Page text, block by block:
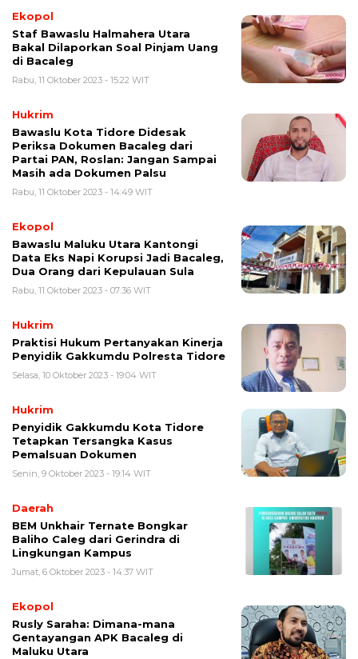
Ekopol
Staf Bawaslu Halmahera Utara
Bakal Dilaporkan Soal Pinjam Uang
di Bacaleg
Rabu, 11 Oktober 2023 - 15:22 WIT
Hukrim
Bawaslu Kota Tidore Didesak
Periksa Dokumen Bacaleg dari
Partai PAN, Roslan: Jangan Sampai
Masih ada Dokumen Palsu
Rabu, 11 Oktober 2023 - 14:49 WIT
Ekopol
Bawaslu Maluku Utara Kantongi
Data Eks Napi Korupsi Jadi Bacaleg,
Dua Orang dari Kepulauan Sula
Rabu, 11 Oktober 2023 - 07:36 WIT
Hukrim
Praktisi Hukum Pertanyakan Kinerja
Penyidik Gakkumdu Polresta Tidore
Selasa, 10 Oktober 2023 - 19:04 WIT
Hukrim
Penyidik Gakkumdu Kota Tidore
Tetapkan Tersangka Kasus
Pemalsuan Dokumen
Senin, 9 Oktober 2023 - 19:14 WIT
Daerah
BEM Unkhair Ternate Bongkar
Baliho Caleg dari Gerindra di
Lingkungan Kampus
Jumat, 6 Oktober 2023 - 14:37 WIT
Ekopol
Rusly Saraha: Dimana-mana
Gentayangan APK Bacaleg di
Maluku Utara